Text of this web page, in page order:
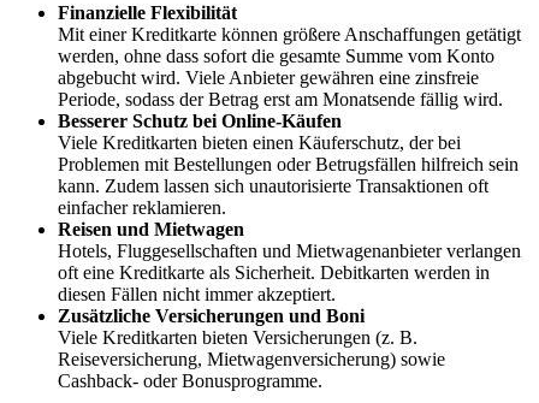
Finanzielle Flexibilität
Mit einer Kreditkarte können größere Anschaffungen getätigt
werden, ohne dass sofort die gesamte Summe vom Konto
abgebucht wird. Viele Anbieter gewähren eine zinsfreie
Periode, sodass der Betrag erst am Monatsende fällig wird.
Besserer Schutz bei Online-Käufen
Viele Kreditkarten bieten einen Käuferschutz, der bei
Problemen mit Bestellungen oder Betrugsfällen hilfreich sein
kann. Zudem lassen sich unautorisierte Transaktionen oft
einfacher reklamieren.
Reisen und Mietwagen
Hotels, Fluggesellschaften und Mietwagenanbieter verlangen
oft eine Kreditkarte als Sicherheit. Debitkarten werden in
diesen Fällen nicht immer akzeptiert.
Zusätzliche Versicherungen und Boni
Viele Kreditkarten bieten Versicherungen (z. B.
Reiseversicherung, Mietwagenversicherung) sowie
Cashback- oder Bonusprogramme.